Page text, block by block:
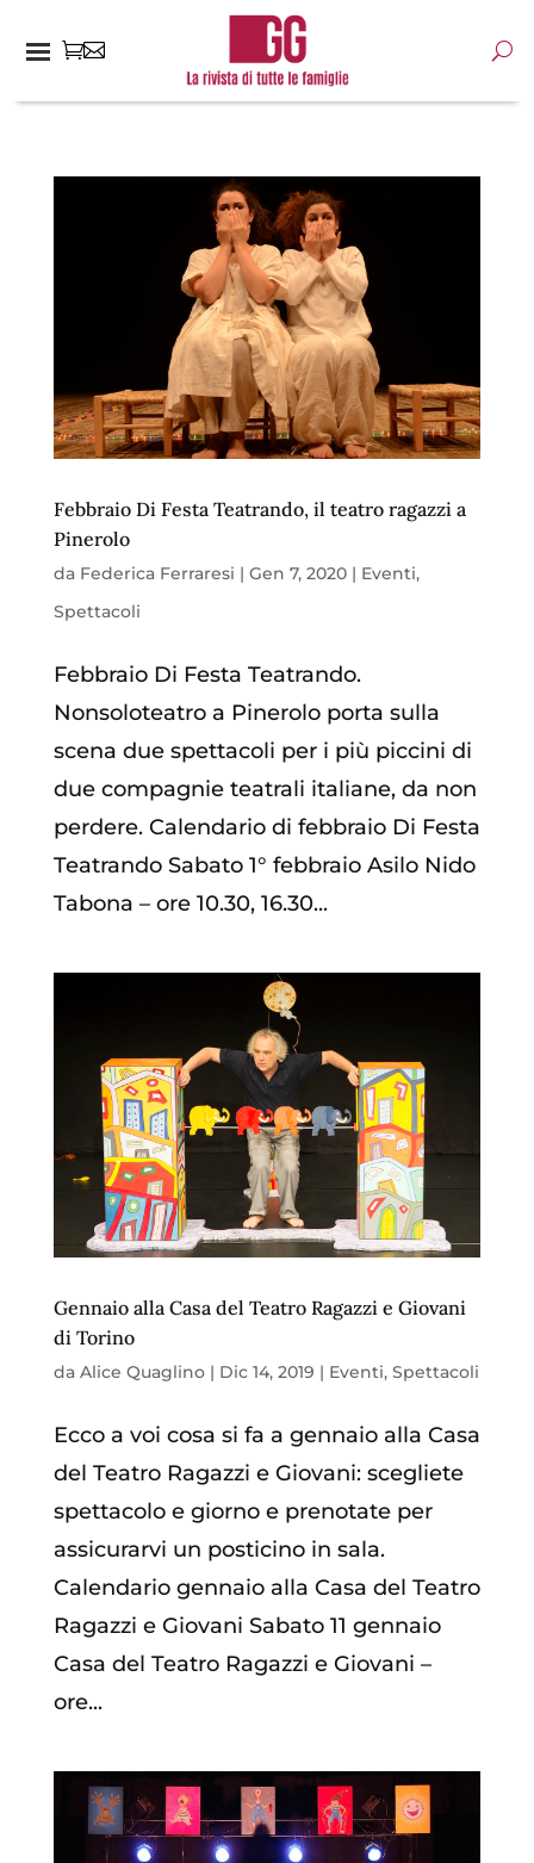
Febbraio Di Festa Teatrando, il teatro ragazzi a
Pinerolo
da Federica Ferraresi | Gen 7, 2020| Eventi,
Spettacoli
Febbraio Di Festa Teatrando.
Nonsoloteatro a Pinerolo porta sulla
scena due spettacoli per i più piccini di
due compagnie teatrali italiane, da non
perdere. Calendario di febbraio Di Festa
Teatrando Sabato 1° febbraio Asilo Nido
Tabona – ore 10.30, 16.30...
Gennaio alla Casa del Teatro Ragazzi e Giovani
di Torino
da Alice Quaglino| Dic 14, 2019 | Eventi, Spettacoli
Ecco a voi cosa si fa a gennaio alla Casa
del Teatro Ragazzi e Giovani: scegliete
spettacolo e giorno e prenotate per
assicurarvi un posticino in sala.
Calendario gennaio alla Casa del Teatro
Ragazzi e Giovani Sabato 11 gennaio
Casa del Teatro Ragazzi e Giovani –
ore...